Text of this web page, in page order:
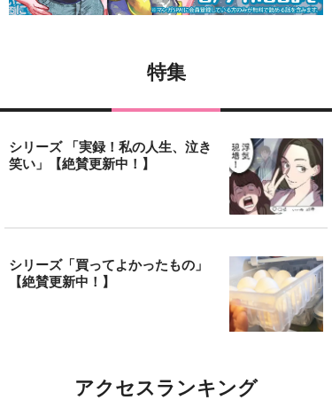
特集
シリーズ 「実録！私の人生、泣き
笑い」【絶賛更新中！】
シリーズ「買ってよかったもの」
【絶賛更新中！】
アクセスランキング